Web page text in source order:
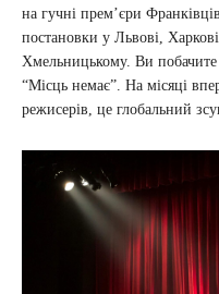
на гучні прем’єри
постановки у Львові,
Хмельницькому. Ви
“Місць немає”. На місяці
режисерів, це глобальний